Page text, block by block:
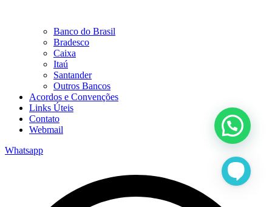
Banco do Brasil
Bradesco
Caixa
Itaú
Santander
Outros Bancos
Acordos e Convenções
Links Úteis
Contato
Webmail
Whatsapp